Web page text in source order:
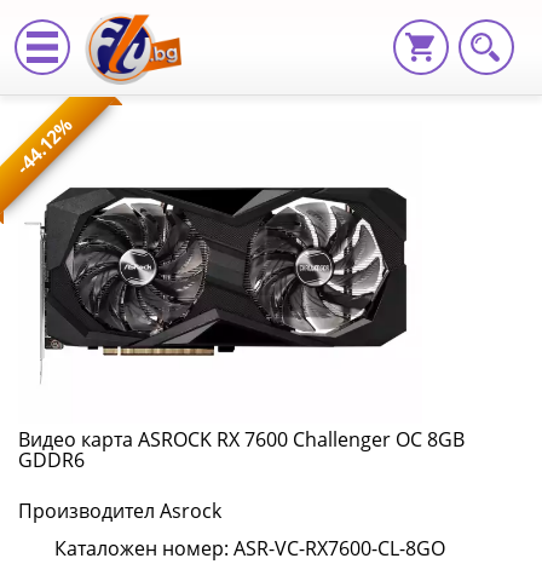
Видео
карта
ASROCK
RX
7600
Challenger
8GB
GDDR6
ASR-
-44.12%
Видео карта ASROCK RX 7600 Challenger OC 8GB
GDDR6
Производител Asrock
Каталожен номер: ASR-VC-RX7600-CL-8GO